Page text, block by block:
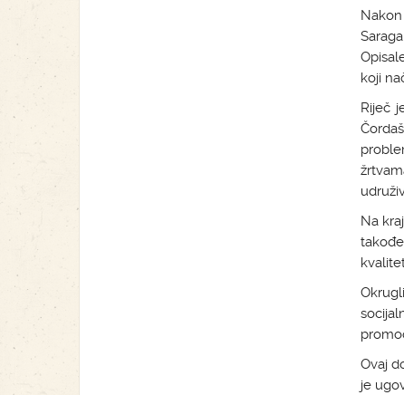
koji
Riječ
Na
Ovaj
je